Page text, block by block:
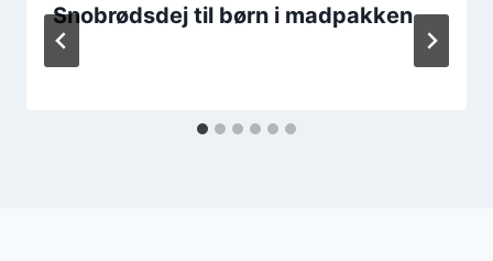
Snobrødsdej til børn i madpakken